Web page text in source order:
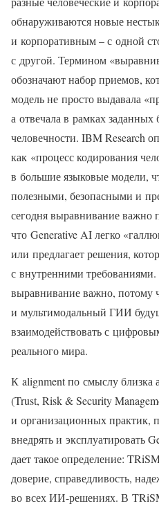
обнаруживаются новые
и корпоративным – с одной
с другой. Термином
обозначают набор приемов,
модель не просто выдавала
а отвечала в рамках заданных
человечности. IBM Research
как «процесс кодирования
в большие языковые модели,
полезными, безопасными и
сегодня выравнивание важно
что Generative AI легко
или предлагает решения,
с внутренними требованиями.
выравнивание важно, потому
и мультимодальный ГИИ
взаимодействовать с
реального мира.
К alignment по смыслу близка
(Trust, Risk & Security
и организационных практик,
внедрять и эксплуатировать
дает такое определение:
доверие, справедливость,
во всех ИИ-решениях. В